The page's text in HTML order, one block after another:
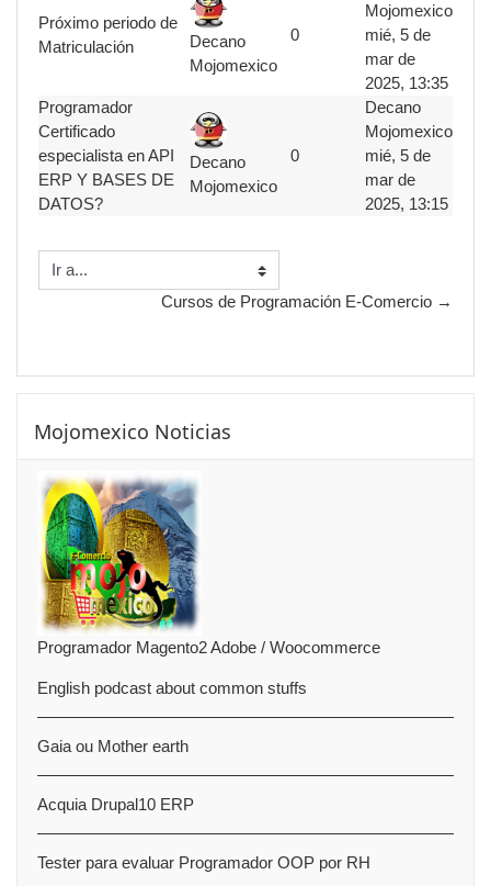
Próximo periodo de
Matriculación
Decano
Mojomexico
0
Mojomexico
mié, 5 de
mar de
2025, 13:35
Programador
Certificado
especialista en API
ERP Y BASES DE
DATOS?
Decano
Mojomexico
0
Decano
Mojomexico
mié, 5 de
mar de
2025, 13:15
Ir a...
Cursos de Programación E-Comercio →
Mojomexico Noticias
Programador Magento2 Adobe / Woocommerce
English podcast about common stuffs
Gaia ou Mother earth
Acquia Drupal10 ERP
Tester para evaluar Programador OOP por RH